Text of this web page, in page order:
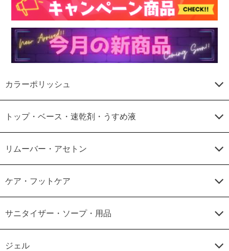
カラーポリッシュ
トップ・ベース・速乾剤・うすめ液
リムーバー・アセトン
ケア・フットケア
サニタイザー・ソープ・用品
ジェル